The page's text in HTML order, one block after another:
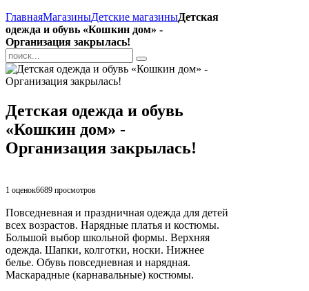
ГлавнаяМагазиныДетские магазиныДетская
одежда и обувь «Кошкин дом» -
Организация закрылась!
Детская одежда и обувь
«Кошкин дом» -
Организация закрылась!
1 оценок6689 просмотров
Повседневная и праздничная одежда для детей
всех возрастов. Нарядные платья и костюмы.
Большой выбор школьной формы. Верхняя
одежда. Шапки, колготки, носки. Нижнее
белье. Обувь повседневная и нарядная.
Маскарадные (карнавальные) костюмы.